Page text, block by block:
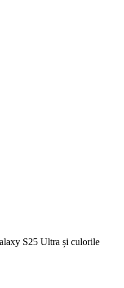
S25 Ultra și culorile